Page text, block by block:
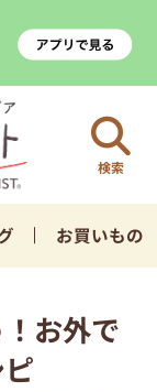
検索
お買いもの
お外で